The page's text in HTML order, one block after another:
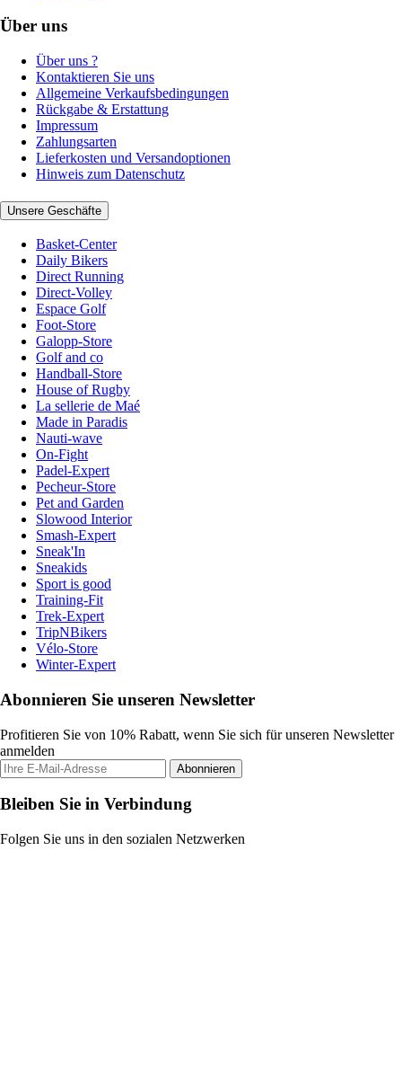
Über uns
Über uns ?
Kontaktieren Sie uns
Allgemeine Verkaufsbedingungen
Rückgabe & Erstattung
Impressum
Zahlungsarten
Lieferkosten und Versandoptionen
Hinweis zum Datenschutz
Unsere Geschäfte
Basket-Center
Daily Bikers
Direct Running
Direct-Volley
Espace Golf
Foot-Store
Galopp-Store
Golf and co
Handball-Store
House of Rugby
La sellerie de Maé
Made in Paradis
Nauti-wave
On-Fight
Padel-Expert
Pecheur-Store
Pet and Garden
Slowood Interior
Smash-Expert
Sneak'In
Sneakids
Sport is good
Training-Fit
Trek-Expert
TripNBikers
Vélo-Store
Winter-Expert
Abonnieren Sie unseren Newsletter
Profitieren Sie von 10% Rabatt, wenn Sie sich für unseren Newsletter
anmelden
Abonnieren
Bleiben Sie in Verbindung
Folgen Sie uns in den sozialen Netzwerken